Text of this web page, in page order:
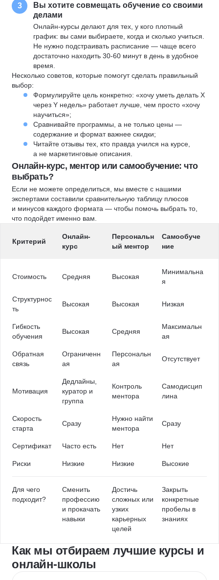
3
Вы хотите совмещать обучение со своими
делами
Онлайн-курсы делают для тех, у кого плотный
график: вы сами выбираете, когда и сколько учиться.
Не нужно подстраивать расписание — чаще всего
достаточно находить 30-60 минут в день в удобное
время.
Несколько советов, которые помогут сделать правильный
выбор:
Формулируйте цель конкретно: «хочу уметь делать X
через Y недель» работает лучше, чем просто «хочу
научиться»;
Сравнивайте программы, а не только цены —
содержание и формат важнее скидки;
Читайте отзывы тех, кто правда учился на курсе,
а не маркетинговые описания.
Онлайн-курс, ментор или самообучение: что
выбрать?
Если не можете определиться, мы вместе с нашими
экспертами составили сравнительную таблицу плюсов
и минусов каждого формата — чтобы помочь выбрать то,
что подойдет именно вам.
Критерий
Онлайн-
курс
Персональн
ый ментор
Самообуче
ние
Стоимость Средняя Высокая
Минимальна
я
Структурнос
ть
Высокая Высокая Низкая
Гибкость
обучения
Высокая Средняя
Максимальн
ая
Обратная
связь
Ограниченн
ая
Персональн
ая
Отсутствует
Мотивация
Дедлайны,
куратор и
группа
Контроль
ментора
Самодисцип
лина
Скорость
старта
Сразу
Нужно найти
ментора
Сразу
Сертификат Часто есть Нет Нет
Риски Низкие Низкие Высокие
Для чего
подходит?
Сменить
профессию
и прокачать
навыки
Достичь
сложных или
узких
карьерных
целей
Закрыть
конкретные
пробелы в
знаниях
Как мы отбираем лучшие курсы и
онлайн-школы